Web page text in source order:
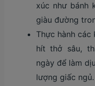
xúc như bánh
giàu đường
Thực hành
hít thở sâu,
ngày để làm
lượng giấc ngủ.